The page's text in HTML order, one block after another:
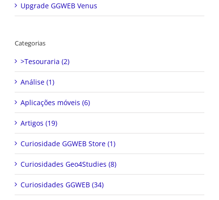
Upgrade GGWEB Venus
Categorias
>Tesouraria (2)
Análise (1)
Aplicações móveis (6)
Artigos (19)
Curiosidade GGWEB Store (1)
Curiosidades Geo4Studies (8)
Curiosidades GGWEB (34)